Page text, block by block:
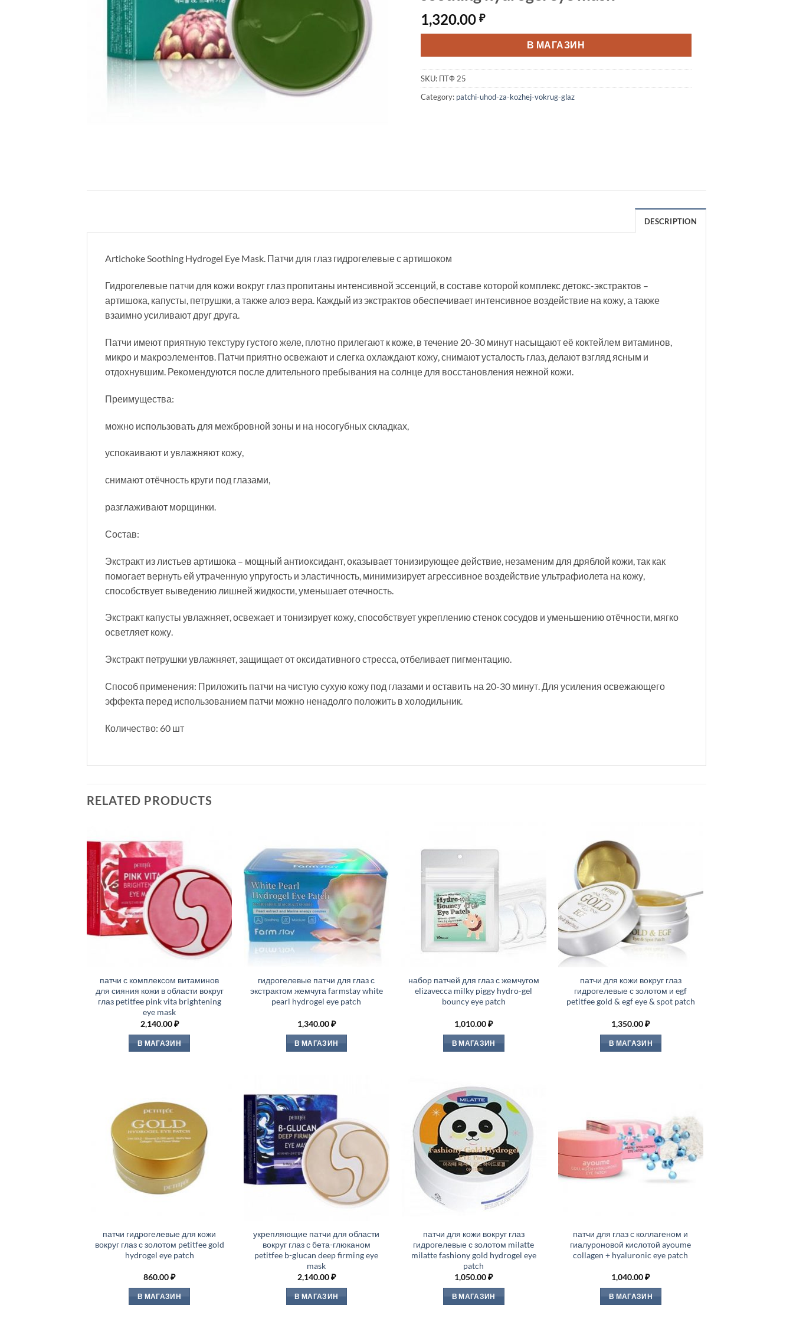
1,320.00 ₽
В МАГАЗИН
SKU: ПТФ 25
Category: patchi-uhod-za-kozhej-vokrug-glaz
DESCRIPTION
Artichoke Soothing Hydrogel Eye Mask. Патчи для глаз гидрогелевые с артишоком
Гидрогелевые патчи для кожи вокруг глаз пропитаны интенсивной эссенций, в составе которой комплекс детокс-экстрактов –
артишока, капусты, петрушки, а также алоэ вера. Каждый из экстрактов обеспечивает интенсивное воздействие на кожу, а также
взаимно усиливают друг друга.
Патчи имеют приятную текстуру густого желе, плотно прилегают к коже, в течение 20-30 минут насыщают её коктейлем витаминов,
микро и макроэлементов. Патчи приятно освежают и слегка охлаждают кожу, снимают усталость глаз, делают взгляд ясным и
отдохнувшим. Рекомендуются после длительного пребывания на солнце для восстановления нежной кожи.
Преимущества:
можно использовать для межбровной зоны и на носогубных складках,
успокаивают и увлажняют кожу,
снимают отёчность круги под глазами,
разглаживают морщинки.
Состав:
Экстракт из листьев артишока – мощный антиоксидант, оказывает тонизирующее действие, незаменим для дряблой кожи, так как
помогает вернуть ей утраченную упругость и эластичность, минимизирует агрессивное воздействие ультрафиолета на кожу,
способствует выведению лишней жидкости, уменьшает отечность.
Экстракт капусты увлажняет, освежает и тонизирует кожу, способствует укреплению стенок сосудов и уменьшению отёчности, мягко
осветляет кожу.
Экстракт петрушки увлажняет, защищает от оксидативного стресса, отбеливает пигментацию.
Способ применения: Приложить патчи на чистую сухую кожу под глазами и оставить на 20-30 минут. Для усиления освежающего
эффекта перед использованием патчи можно ненадолго положить в холодильник.
Количество: 60 шт
RELATED PRODUCTS
патчи с комплексом витаминов
для сияния кожи в области вокруг
глаз petitfee pink vita brightening
eye mask
2,140.00₽
В МАГАЗИН
гидрогелевые патчи для глаз с
экстрактом жемчуга farmstay white
pearl hydrogel eye patch
1,340.00₽
В МАГАЗИН
набор патчей для глаз с жемчугом
elizavecca milky piggy hydro-gel
bouncy eye patch
1,010.00₽
В МАГАЗИН
патчи для кожи вокруг глаз
гидрогелевые с золотом и egf
petitfee gold & egf eye & spot patch
1,350.00₽
В МАГАЗИН
патчи гидрогелевые для кожи
вокруг глаз с золотом petitfee gold
hydrogel eye patch
860.00₽
В МАГАЗИН
укрепляющие патчи для области
вокруг глаз с бета-глюканом
petitfee b-glucan deep firming eye
mask
2,140.00₽
В МАГАЗИН
патчи для кожи вокруг глаз
гидрогелевые с золотом milatte
milatte fashiony gold hydrogel eye
patch
1,050.00₽
В МАГАЗИН
патчи для глаз с коллагеном и
гиалуроновой кислотой ayoume
collagen + hyaluronic eye patch
1,040.00₽
В МАГАЗИН